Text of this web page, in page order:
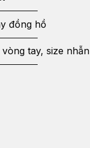
đồng hồ
tay, size nhẫn